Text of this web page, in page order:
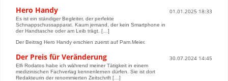
Hero Handy 01.01.2025 18:33
Es ist ein ständiger Begleiter, der perfekte
Schnappschussapparat. Kaum jemand, der kein Smartphone in
der Handtasche oder am Leib trägt. […]
Der Beitrag Hero Handy erschien zuerst auf Pam.Meier.
Der Preis für Veränderung 30.07.2024 14:45
Elfi Rodatos habe ich während meiner Tätigkeit in einem
medizinischen Fachverlag kennenlernen dürfen. Sie ist dort
Redakteurin der renommierten Zeitschrift […]